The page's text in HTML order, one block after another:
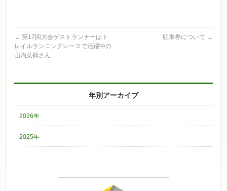
← 第17回大会ゲストランナーはト
レイルランニングレースで活躍中の
山内菜摘さん
駐車券について →
年別アーカイブ
2026年
2025年